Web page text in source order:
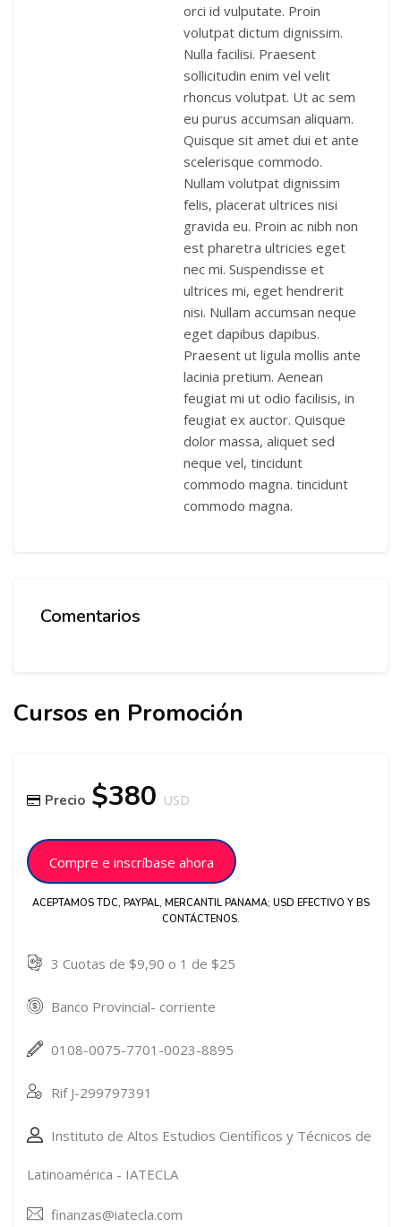
orci id vulputate. Proin
volutpat dictum dignissim.
Nulla facilisi. Praesent
sollicitudin enim vel velit
rhoncus volutpat. Ut ac sem
eu purus accumsan aliquam.
Quisque sit amet dui et ante
scelerisque commodo.
Nullam volutpat dignissim
felis, placerat ultrices nisi
gravida eu. Proin ac nibh non
est pharetra ultricies eget
nec mi. Suspendisse et
ultrices mi, eget hendrerit
nisi. Nullam accumsan neque
eget dapibus dapibus.
Praesent ut ligula mollis ante
lacinia pretium. Aenean
feugiat mi ut odio facilisis, in
feugiat ex auctor. Quisque
dolor massa, aliquet sed
neque vel, tincidunt
commodo magna. tincidunt
commodo magna.
Salta Comentarios
Comentarios
Salta [Cocoon] Related courses
Cursos en Promoción
Precio $380 USD
Compre e inscríbase ahora
ACEPTAMOS TDC, PAYPAL, MERCANTIL PANAMA; USD EFECTIVO Y BS
CONTÁCTENOS.
3 Cuotas de $9,90 o 1 de $25
Banco Provincial- corriente
0108-0075-7701-0023-8895
Rif J-299797391
Instituto de Altos Estudios Científicos y Técnicos de
Latinoamérica - IATECLA
finanzas@iatecla.com